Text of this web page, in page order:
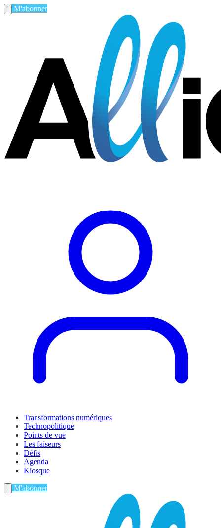
M'abonner
Transformations numériques
Technopolitique
Points de vue
Les faiseurs
Défis
Agenda
Kiosque
M'abonner